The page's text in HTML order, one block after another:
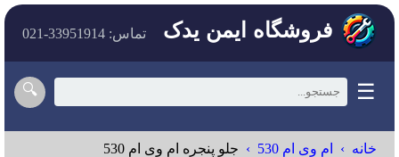
فروشگاه ایمن یدک تماس: 33951914-021
☰
🔍
خانه ام وی ام 530 جلو پنجره ام وی ام 530